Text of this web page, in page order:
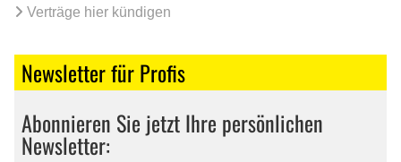
Verträge hier kündigen
Newsletter für Profis
Abonnieren Sie jetzt Ihre persönlichen
Newsletter: